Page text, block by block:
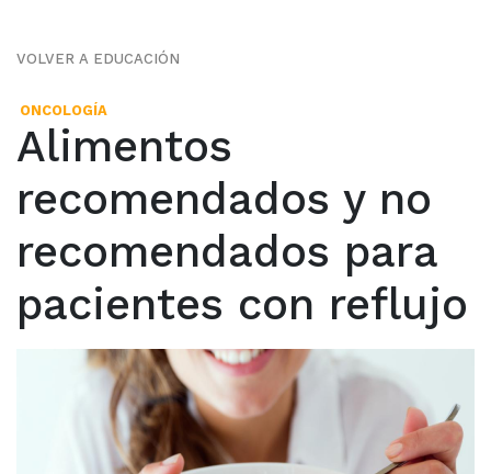
VOLVER A EDUCACIÓN
ONCOLOGÍA
Alimentos
recomendados y no
recomendados para
pacientes con reflujo